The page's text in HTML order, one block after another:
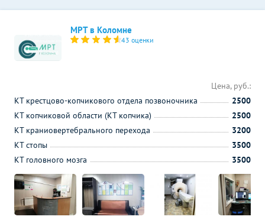
МРТ в Коломне
43 оценки
Цена, руб.:
КТ крестцово-копчикового отдела позвоночника
2500
КТ копчиковой области (КТ копчика)
2500
КТ краниовертебрального перехода
3200
КТ стопы
3500
КТ головного мозга
3500